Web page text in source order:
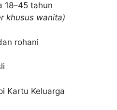
18–45 tahun
khusus wanita)
rohani
Kartu Keluarga